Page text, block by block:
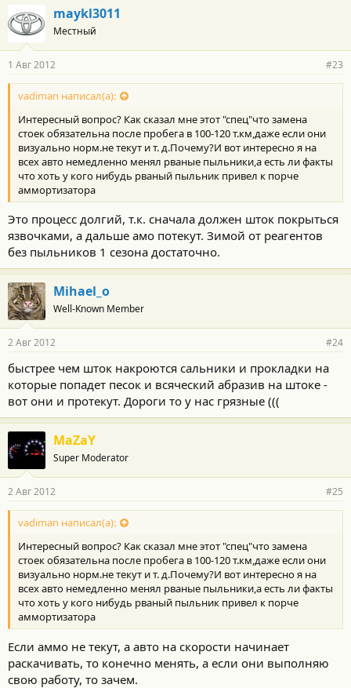
maykl3011
Местный
1 Авг 2012 #23
vadiman написал(а):
Интересный вопрос? Как сказал мне этот "спец"что замена
стоек обязательна после пробега в 100-120 т.км,даже если они
визуально норм.не текут и т. д.Почему?И вот интересно я на
всех авто немедленно менял рваные пыльники,а есть ли факты
что хоть у кого нибудь рваный пыльник привел к порче
аммортизатора
Это процесс долгий, т.к. сначала должен шток покрыться
язвочками, а дальше амо потекут. Зимой от реагентов
без пыльников 1 сезона достаточно.
Mihael_o
Well-Known Member
2 Авг 2012 #24
быстрее чем шток накроются сальники и прокладки на
которые попадет песок и всяческий абразив на штоке -
вот они и протекут. Дороги то у нас грязные (((
MaZaY
Super Moderator
2 Авг 2012 #25
vadiman написал(а):
Интересный вопрос? Как сказал мне этот "спец"что замена
стоек обязательна после пробега в 100-120 т.км,даже если они
визуально норм.не текут и т. д.Почему?И вот интересно я на
всех авто немедленно менял рваные пыльники,а есть ли факты
что хоть у кого нибудь рваный пыльник привел к порче
аммортизатора
Если аммо не текут, а авто на скорости начинает
раскачивать, то конечно менять, а если они выполняю
свою работу, то зачем.